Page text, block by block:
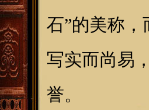
石”的美称
写实而尚易
誉。